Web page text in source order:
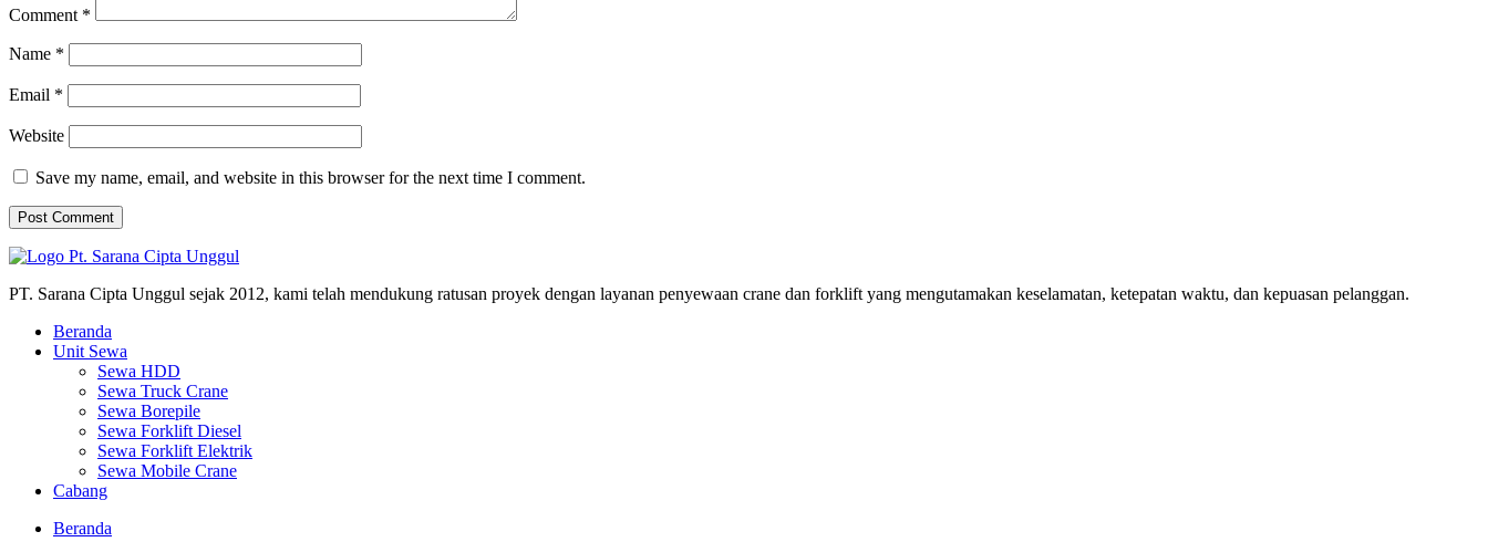
Comment *
Name *
Email *
Website
Save my name, email, and website in this browser for the next time I comment.
PT. Sarana Cipta Unggul sejak 2012, kami telah mendukung ratusan proyek dengan layanan penyewaan crane dan forklift yang mengutamakan keselamatan, ketepatan waktu, dan kepuasan pelanggan.
Beranda
Unit Sewa
Sewa HDD
Sewa Truck Crane
Sewa Borepile
Sewa Forklift Diesel
Sewa Forklift Elektrik
Sewa Mobile Crane
Cabang
Beranda